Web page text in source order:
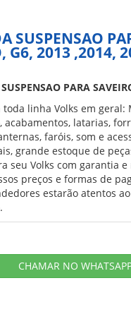
SUSPENSAO
G6, 2013 ,2014,
PARA
toda linha Volks em geral:
acabamentos, latarias,
faróis, som e
grande estoque de
seu Volks com garantia e
preços e formas de
estarão atentos
CHAMAR NO